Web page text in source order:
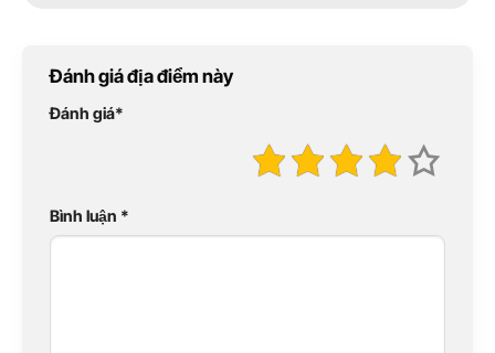
Đánh giá địa điểm này
Đánh giá*
Bình luận *